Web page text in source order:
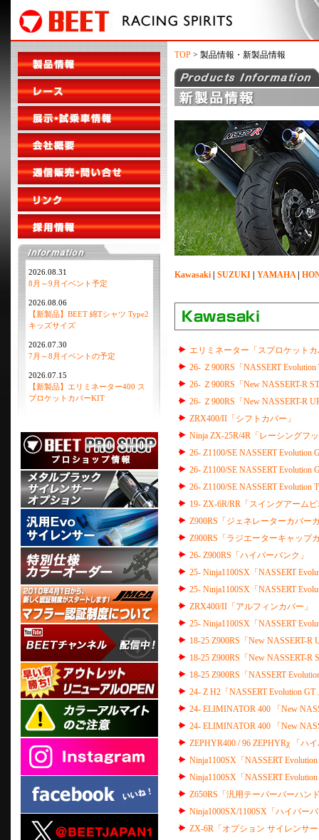
2026.08.31
8月～9月イベント予定
2026.08.06
【新製品】BEET 綿Tシャツ Type2
キッズサイズ
2026.07.30
7月～8月イベントの予定
2026.07.15
【新製品】エリミネーター400 ス
プロケットカバーKIT
TOP > 製品情報・新製品情報
Kawasaki SUZUKI YAMAHA|
エリミネーター「スプロケット
26- Ｚ900RS「NASSERT
26- Ｚ900RS「New NASSERT-R
26- Ｚ900RS「New NASSERT-R
ZRX400/II「シフトカバー」
Ninja ZX-25R/4R「レーシングフ
26- Z1100/SE NASSERT
26- Z1100/SE NASSERT
26- Z1100/SE NASSERT
19- ZX-6R/RR「スイングアーム
Z900RS「ジェネレーターカバー
Z900RS「ラジエーターキャップ
26- Z900RS「ハイパーバンク」
25- Ninja1100SX「NASSERT
25- Ninja1100SX「NASSERT
ZRX400/II「アルフィンカバー」
25- Ninja1100SX「NASSERT
18-25 Z900RS「New NASSERT-
18-25 Z900RS「New NASSERT-
18-25 Z900RS「NASSERT
24- Z H2「NASSERT Evolution
24- ELIMINATOR 400 「New
24- ELIMINATOR 400 「New
ZEPHYR400 / 96 ZEPHYRχ 「ハ
Ninja1100SX「NASSERT
Ninja1100SX「NASSERT
Z650RS「汎用テーパーバーハン
Ninja1000SX/1100SX「ハイパー
ZX-6R「オプション サイレンサ